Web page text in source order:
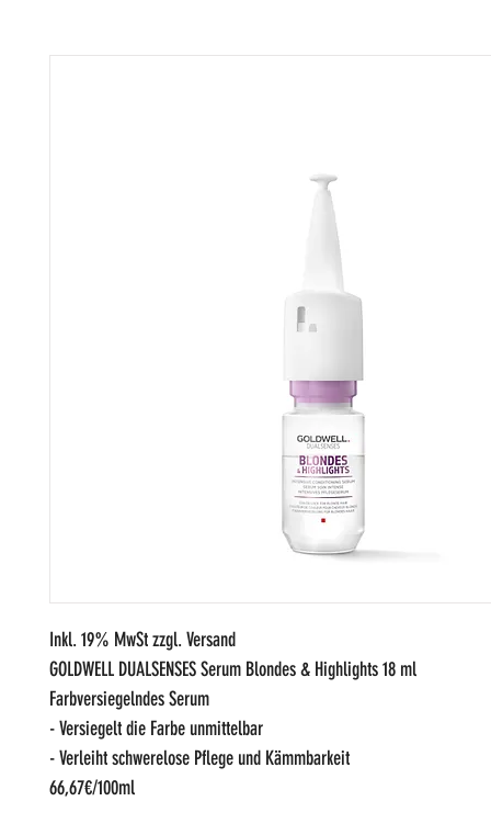
Inkl. 19% MwSt zzgl. Versand
GOLDWELL DUALSENSES Serum Blondes & Highlights 18 ml
Farbversiegelndes Serum
- Versiegelt die Farbe unmittelbar
- Verleiht schwerelose Pflege und Kämmbarkeit
66,67€/100ml